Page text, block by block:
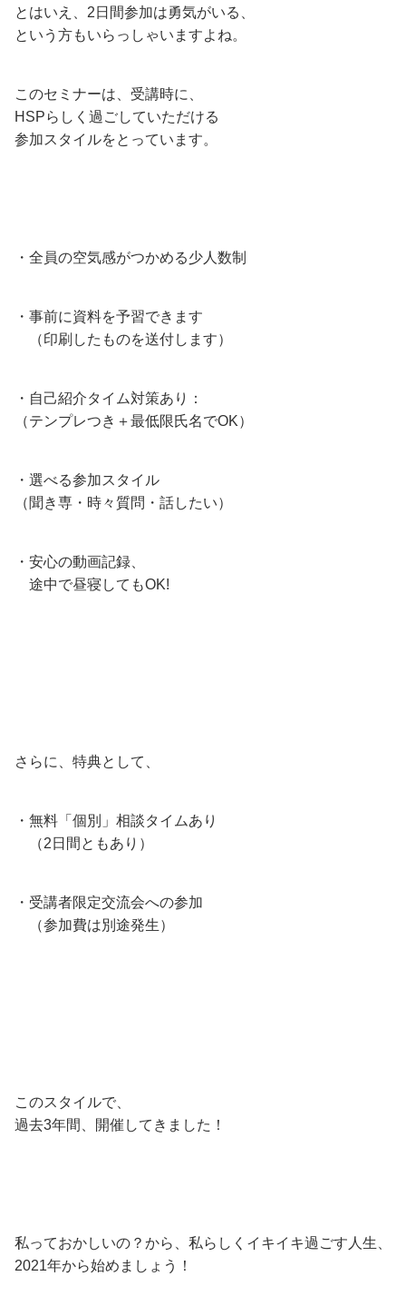
とはいえ、2日間参加は勇気がいる、
という方もいらっしゃいますよね。
このセミナーは、受講時に、
HSPらしく過ごしていただける
参加スタイルをとっています。
・全員の空気感がつかめる少人数制
・事前に資料を予習できます
（印刷したものを送付します）
・自己紹介タイム対策あり：
（テンプレつき＋最低限氏名でOK）
・選べる参加スタイル
（聞き専・時々質問・話したい）
・安心の動画記録、
途中で昼寝してもOK!
さらに、特典として、
・無料「個別」相談タイムあり
（2日間ともあり）
・受講者限定交流会への参加
（参加費は別途発生）
このスタイルで、
過去3年間、開催してきました！
私っておかしいの？から、私らしくイキイキ過ごす人生、
2021年から始めましょう！